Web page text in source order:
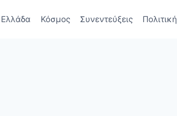
Ελλάδα Κόσμος Συνεντεύξεις Πολιτική